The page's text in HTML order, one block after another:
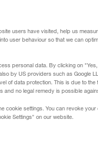
users have visited, help us
user behaviour so that we can
personal data. By clicking on
by US providers such as Google
of data protection. This is due to the
and no legal remedy is possible
cookie settings. You can revoke your
Settings" on our website.